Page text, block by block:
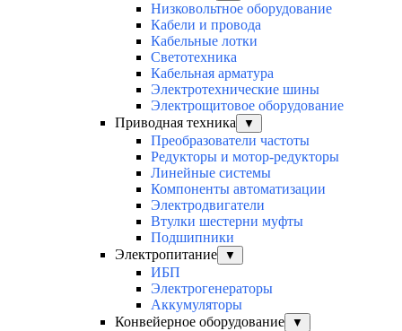
Низковольтное оборудование
Кабели и провода
Кабельные лотки
Светотехника
Кабельная арматура
Электротехнические шины
Электрощитовое оборудование
Приводная техника
▼
Преобразователи частоты
Редукторы и мотор-редукторы
Линейные системы
Компоненты автоматизации
Электродвигатели
Втулки шестерни муфты
Подшипники
Электропитание
▼
ИБП
Электрогенераторы
Аккумуляторы
Конвейерное оборудование
▼